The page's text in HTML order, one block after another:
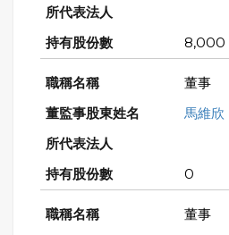
8,000
董事
馬維欣
0
董事